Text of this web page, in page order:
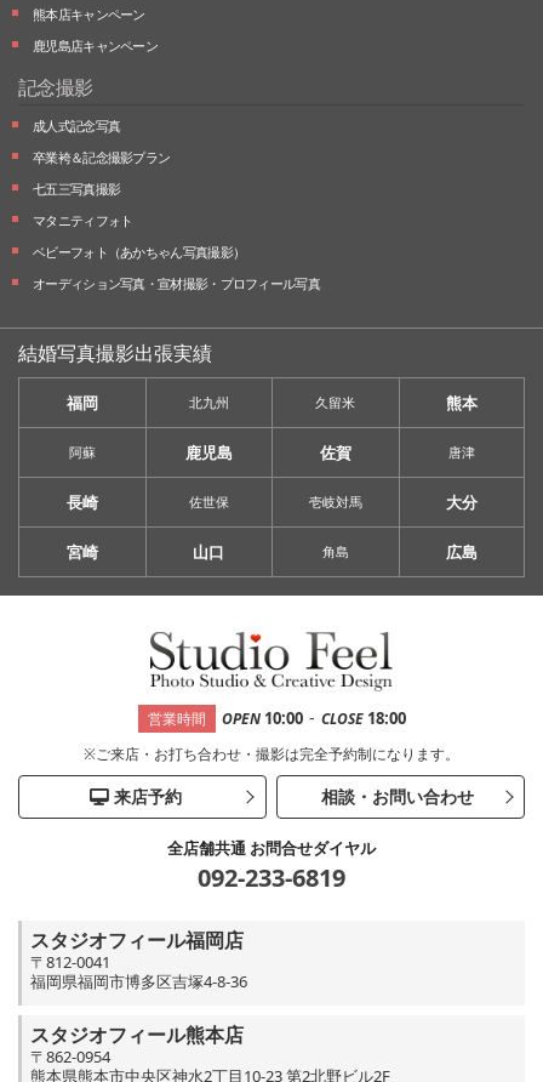
熊本店キャンペーン
鹿児島店キャンペーン
記念撮影
成人式記念写真
卒業袴＆記念撮影プラン
七五三写真撮影
マタニティフォト
ベビーフォト （あかちゃん写真撮影）
オーディション写真・ 宣材撮影・ プロフィール写真
結婚写真撮影出張実績
福岡 北九州 久留米 熊本
阿蘇 鹿児島 佐賀 唐津
長崎 佐世保 壱岐対馬 大分
宮崎 山口 角島 広島
営業時間 OPEN 10:00 - CLOSE 18:00
※ご来店・お打ち合わせ・撮影は完全予約制になります。
来店予約 相談・お問い合わせ
全店舗共通 お問合せダイヤル
092-233-6819
スタジオフィール福岡店
〒812-0041
福岡県福岡市博多区吉塚4-8-36
スタジオフィール熊本店
〒862-0954
熊本県熊本市中央区神水2丁目10-23 第2北野ビル2F